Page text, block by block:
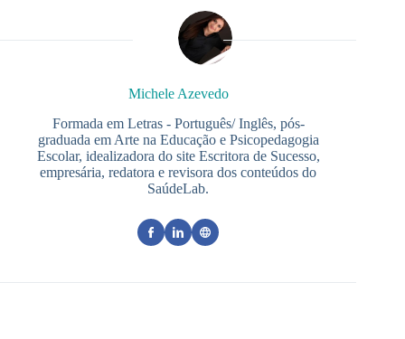
Michele Azevedo
Formada em Letras - Português/ Inglês, pós-
graduada em Arte na Educação e Psicopedagogia
Escolar, idealizadora do site Escritora de Sucesso,
empresária, redatora e revisora dos conteúdos do
SaúdeLab.